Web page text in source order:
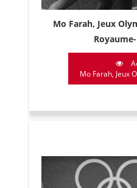
Mo Farah, Jeux
Mo Farah, Jeux